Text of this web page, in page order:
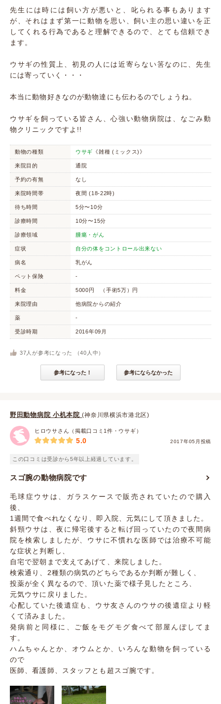
先生には時には飼い方が悪いと、叱られる事もあります
が、それはまず第一に動物を思い、飼い主の思い違いを正
してくれる行為であると理解できるので、とても信頼でき
ます。
ウサギの性質上、初見の人には近寄らない筈なのに、先生
には寄っていく・・・
本当に動物好きなのが動物達にも伝わるのでしょうね。
ウサギを飼っている皆さん、心強い動物病院は、なごみ動
物クリニックですよ!!
動物の種類 ウサギ 《雑種 (ミックス)》
来院目的 通院
予約の有無 なし
来院時間帯 夜間 (18-22時)
待ち時間 5分〜10分
診療時間 10分〜15分
診療領域 腫瘍・がん
症状 自分の体をコントロール出来ない
病名 乳がん
ペット保険 -
料金 5000円 （手術5万）円
来院理由 他病院からの紹介
薬 -
受診時期 2016年09月
37 人が参考になった （40 人中）
参考になった！ 参考にならなかった
野田動物病院 小机本院(神奈川県横浜市港北区)
ヒロウサさん（掲載口コミ1件・ウサギ）
2017年05月投稿
5.0
この口コミは受診から5年以上経過しています。
スゴ腕の動物病院です
毛球症ウサは、ガラスケースで販売されていたので購入
後、
1週間で食べれなくなり、即入院、元気にして頂きました。
斜頸ウサは、夜に帰宅後すると転げ回っていたので夜間病
院を検索しましたが、ウサに不慣れな医師では治療不可能
な症状と判断し、
自宅で翌朝まで支えてあげて、来院しました。
検索通り、2種類の病気のどちらであるか判断が難しく、
投薬が全く異なるので、頂いた薬で様子見したところ、
元気ウサに戻りました。
心配していた後遺症も、ウサ友さんのウサの後遺症より軽
くて済みました。
発病前と同様に、ご飯をモグモグ食べて部屋んぽしてま
す。
ハムちゃんとか、オウムとか、いろんな動物を飼っている
ので
医師、看護師、スタッフとも超スゴ腕です。